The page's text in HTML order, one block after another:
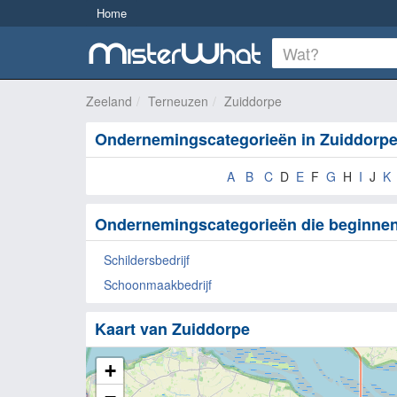
Home
Zeeland Terneuzen Zuiddorpe
Ondernemingscategorieën in Zuiddorpe
A B C D E F G H I J K
Ondernemingscategorieën die
Schildersbedrijf
Schoonmaakbedrijf
Kaart van Zuiddorpe
+